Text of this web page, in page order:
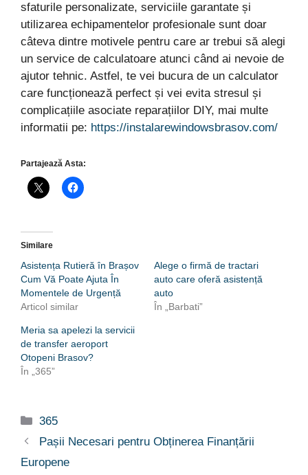
sfaturile personalizate, serviciile garantate și
utilizarea echipamentelor profesionale sunt doar
câteva dintre motivele pentru care ar trebui să alegi
un service de calculatoare atunci când ai nevoie de
ajutor tehnic. Astfel, te vei bucura de un calculator
care funcționează perfect și vei evita stresul și
complicațiile asociate reparațiilor DIY, mai multe
informatii pe: https://instalarewindowsbrasov.com/
Partajează Asta:
Similare
Asistența Rutieră în Brașov
Cum Vă Poate Ajuta În
Momentele de Urgență
Articol similar
Alege o firmă de tractari
auto care oferă asistență
auto
În „Barbati”
Meria sa apelezi la servicii
de transfer aeroport
Otopeni Brasov?
În „365”
Categorii
365
Pașii Necesari pentru Obținerea Finanțării
Europene